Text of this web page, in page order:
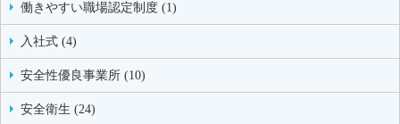
働きやすい職場認定制度 (1)
入社式 (4)
安全性優良事業所 (10)
安全衛生 (24)